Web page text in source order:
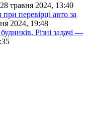
28 травня 2024, 13:40
перевірці авто за
2024, 19:48
Різні задачі —